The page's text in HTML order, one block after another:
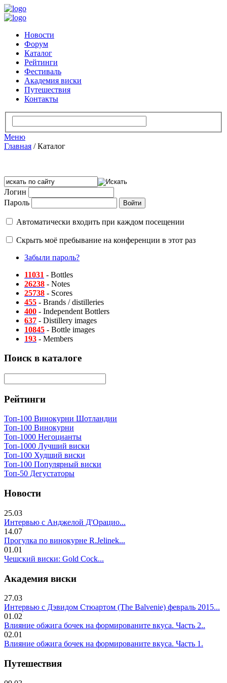
Новости
Форум
Каталог
Рейтинги
Фестиваль
Академия виски
Путешествия
Контакты
Меню
Главная /Каталог
Логин
Пароль
Автоматически входить при каждом посещении
Скрыть моё пребывание на конференции в этот раз
Забыли пароль?
11031 - Bottles
26238 - Notes
25738 - Scores
455 - Brands / distilleries
400 - Independent Bottlers
637 - Distillery images
10845 - Bottle images
193 - Members
Поиск в каталоге
Рейтинги
Топ-100 Винокурни Шотландии
Топ-100 Винокурни
Топ-1000 Негоцианты
Топ-1000 Лучший виски
Топ-100 Худший виски
Топ-100 Популярный виски
Топ-50 Дегустаторы
Новости
25.03
Интервью с Анджелой Д'Орацио...
14.07
Прогулка по винокурне R.Jelinek...
01.01
Чешский виски: Gold Cock...
Академия виски
27.03
Интервью с Дэвидом Стюартом (The Balvenie) февраль 2015...
01.02
Влияние обжига бочек на формированите вкуса. Часть 2..
02.01
Влияние обжига бочек на формированите вкуса. Часть 1.
Путешествия